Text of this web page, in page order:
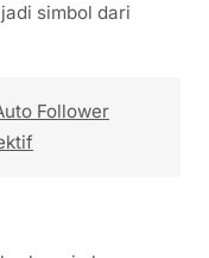
simbol dari
Follower